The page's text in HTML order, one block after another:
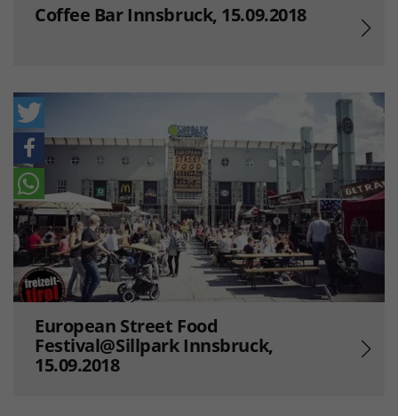
Coffee Bar Innsbruck, 15.09.2018
European Street Food
Festival@Sillpark Innsbruck,
15.09.2018